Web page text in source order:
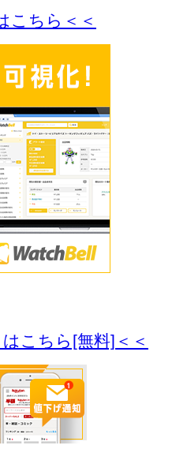
こちら＜＜
こちら[無料]＜＜